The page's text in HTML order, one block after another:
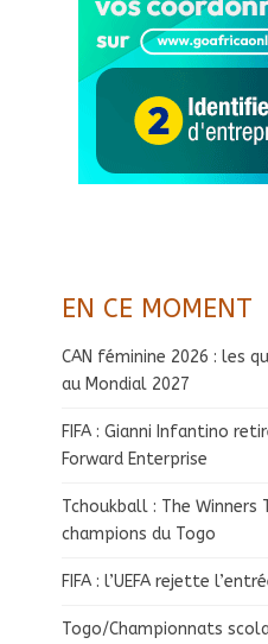
EN CE MOMENT
CAN féminine 2026 : les
au Mondial 2027
FIFA : Gianni Infantino
Forward Enterprise
Tchoukball : The Winners
champions du Togo
FIFA : l’UEFA rejette
Togo/Championnats